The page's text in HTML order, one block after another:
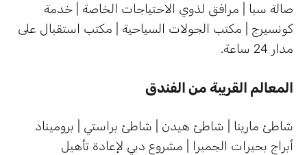
صالة سبا | مرافق لذوي الاحتياجات الخاصة | خدمة
كونسيرج | مكتب الجولات السياحية | مكتب استقبال على
مدار 24 ساعة.
المعالم القريبة من الفندق
شاطئ مارينا | شاطئ هيدن | شاطئ براستي | بروميناد
أبراج بحيرات الجميرا | مشروع دبي لإعادة تأهيل